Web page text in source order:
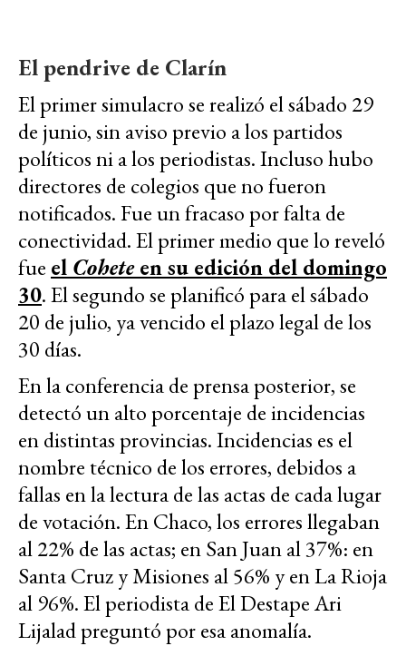
El pendrive de Clarín
El primer simulacro se realizó el sábado 29
de junio, sin aviso previo a los partidos
políticos ni a los periodistas. Incluso hubo
directores de colegios que no fueron
notificados. Fue un fracaso por falta de
conectividad. El primer medio que lo reveló
fue el Coheteen su edición del domingo
30. El segundo se planificó para el sábado
20 de julio, ya vencido el plazo legal de los
30 días.
En la conferencia de prensa posterior, se
detectó un alto porcentaje de incidencias
en distintas provincias. Incidencias es el
nombre técnico de los errores, debidos a
fallas en la lectura de las actas de cada lugar
de votación. En Chaco, los errores llegaban
al 22% de las actas; en San Juan al 37%: en
Santa Cruz y Misiones al 56% y en La Rioja
al 96%. El periodista de El Destape Ari
Lijalad preguntó por esa anomalía.